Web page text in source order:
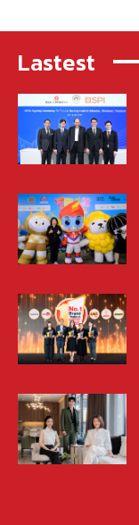
Lastest